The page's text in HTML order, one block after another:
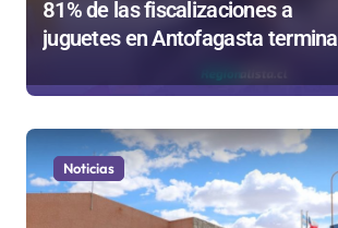
81% de las fiscalizaciones a
juguetes en Antofagasta termina
en sumarios sanitarios
Noticias